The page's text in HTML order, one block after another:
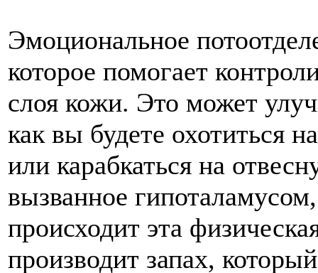
Эмоциональное
которое помогает
слоя кожи. Это может
как вы будете охотиться
или карабкаться на
вызванное
происходит эта
производит запах,